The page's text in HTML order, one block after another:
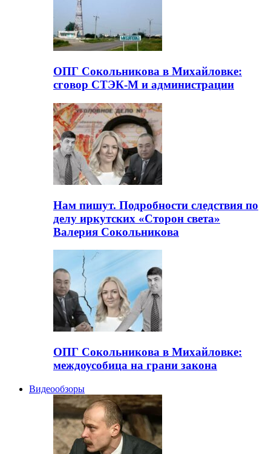
ОПГ Сокольникова в Михайловке:
сговор СТЭК-М и администрации
Нам пишут. Подробности следствия по
делу иркутских «Сторон света»
Валерия Сокольникова
ОПГ Сокольникова в Михайловке:
междоусобица на грани закона
Видеообзоры